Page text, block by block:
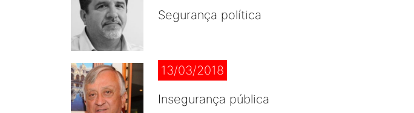
Segurança política
13/03/2018
Insegurança pública